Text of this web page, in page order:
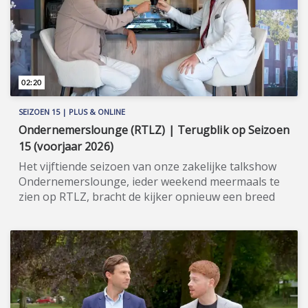
toppianist op een instrument van Bol. Meer
informatie: www.bolpianos.nl.
SEIZOEN 15 | PLUS & ONLINE
Ondernemerslounge (RTLZ) | Terugblik op Seizoen
15 (voorjaar 2026)
Het vijftiende seizoen van onze zakelijke talkshow
Ondernemerslounge, ieder weekend meermaals te
zien op RTLZ, bracht de kijker opnieuw een breed
gebied van ondernemerschap, investeren en
genieten van het leven. Onze studio in het koetshuis
van Kasteel Hoekelum werd hierbij zoals altijd
ingericht met het statige meubilair van Jan Frantzen.
Bovendien werd de studio dit seizoen verrijkt met de
stijlvolle koffiebar van Cerco Caffè, zodat ik opnieuw
02:20